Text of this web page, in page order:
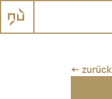
← zurück